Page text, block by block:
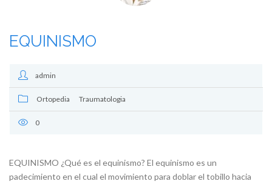
EQUINISMO
admin
Ortopedia Traumatologia
0
EQUINISMO ¿Qué es el equinismo? El equinismo es un
padecimiento en el cual el movimiento para doblar el tobillo hacia